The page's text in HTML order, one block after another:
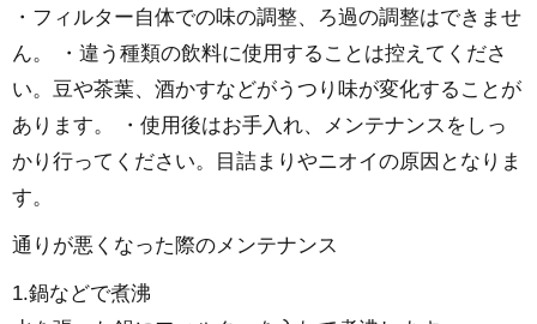
・フィルター自体での味の調整、ろ過の調整はできませ
ん。 ・違う種類の飲料に使用することは控えてくださ
い。豆や茶葉、酒かすなどがうつり味が変化することが
あります。 ・使用後はお手入れ、メンテナンスをしっ
かり行ってください。目詰まりやニオイの原因となりま
す。
通りが悪くなった際のメンテナンス
1.鍋などで煮沸